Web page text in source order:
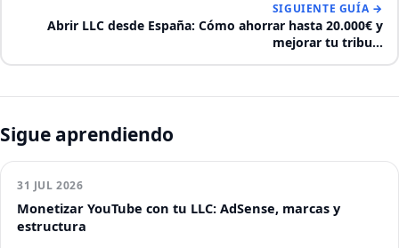
SIGUIENTE GUÍA →
Abrir LLC desde España: Cómo ahorrar hasta 20.000€ y
mejorar tu tribu…
Sigue aprendiendo
31 JUL 2026
Monetizar YouTube con tu LLC: AdSense, marcas y
estructura